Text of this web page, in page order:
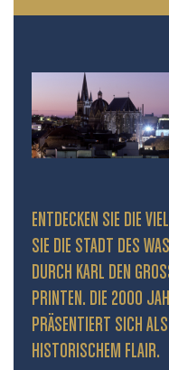
ENTDECKEN SIE DIE
IE DIE STADT DES
URCH KARL DEN
INTEN. DIE 2000 JAHRE
ÄSENTIERT SICH ALS
TORISCHEM FLAIR.